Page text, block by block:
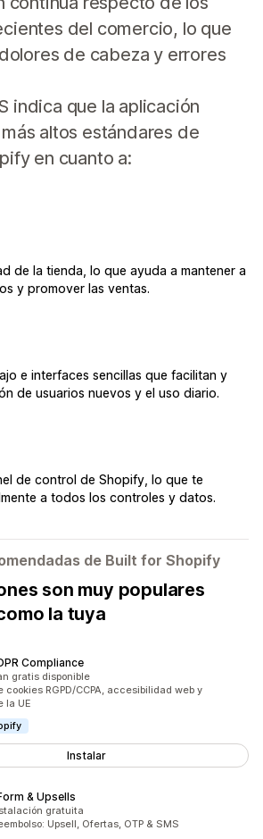
del comercio, lo que
de cabeza y errores
indica que la aplicación
altos estándares de
en cuanto a:
de la tienda, lo que ayuda a mantener a
y promover las ventas.
e interfaces sencillas que facilitan y
de usuarios nuevos y el uso diario.
de control de Shopify, lo que te
a todos los controles y datos.
de Built for Shopify
son muy populares
la tuya
Compliance
total
gratis disponible
cookies RGPD/CCPA, accesibilidad web y
la UE
Instalar
& Upsells
total
gratuita
Upsell, Ofertas, OTP & SMS